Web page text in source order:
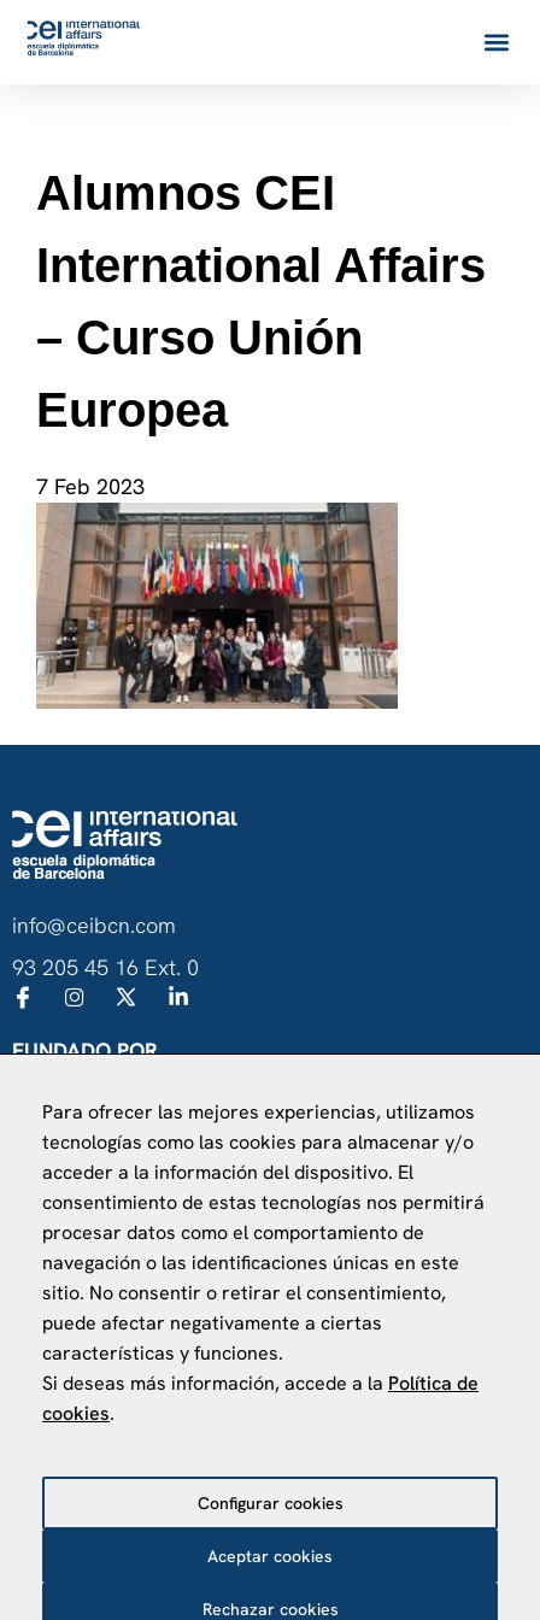
Alumnos CEI
International Affairs
– Curso Unión
Europea
7 Feb 2023
info@ceibcn.com
93 205 45 16 Ext. 0
FUNDADO POR
Ministerio de Asuntos Exteriores, UE y Cooperación
Fundación "la Caixa"
VISÍTANOS
Finca Agustí Pedro Pons
Av. Valvidrera, 25
Política de privacidad Política de Cookies
Política de protección de datos
Para ofrecer las mejores experiencias, utilizamos
tecnologías como las cookies para almacenar y/o
acceder a la información del dispositivo. El
consentimiento de estas tecnologías nos permitirá
procesar datos como el comportamiento de
navegación o las identificaciones únicas en este
sitio. No consentir o retirar el consentimiento,
puede afectar negativamente a ciertas
características y funciones.
Si deseas más información, accede a la Política de
cookies.
Configurar cookies
Rechazar cookies
Aceptar cookies